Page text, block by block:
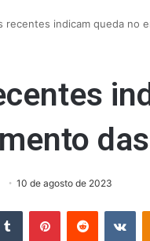
recentes indicam queda no
10 de agosto de 2023
Tumblr PinterestReddit VK